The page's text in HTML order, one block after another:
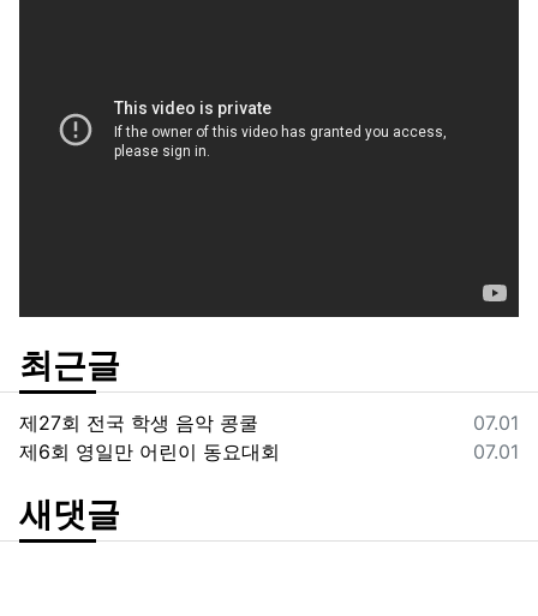
최근글
등록일
07.01
제27회 전국 학생 음악 콩쿨
등록일
07.01
제6회 영일만 어린이 동요대회
새댓글